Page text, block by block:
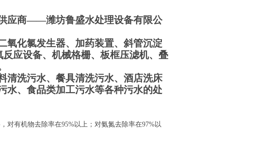
应商——潍坊鲁盛水处理设备有限公
氧化氯发生器、加药装置、斜管沉淀
应设备、机械格栅、板框压滤机、叠
清洗污水、餐具清洗污水、酒店洗床
水、食品类加工污水等各种污水的处
对有机物去除率在95%以上；对氨氮去除率在97%以